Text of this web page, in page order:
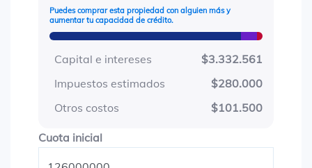
Puedes comprar esta propiedad con alguien más y
aumentar tu capacidad de crédito.
Capital e intereses
$3.332.561
Impuestos estimados
$280.000
Otros costos
$101.500
Cuota inicialCuota inicial